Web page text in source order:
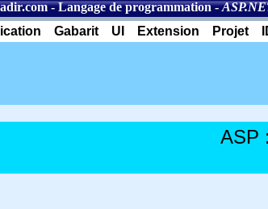
-Langage de programmation-
Gabarit UI Extension Projet
ASP